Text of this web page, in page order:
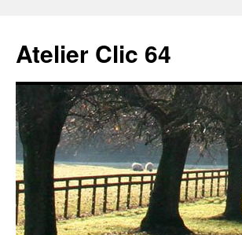
contenu
Atelier Clic 64